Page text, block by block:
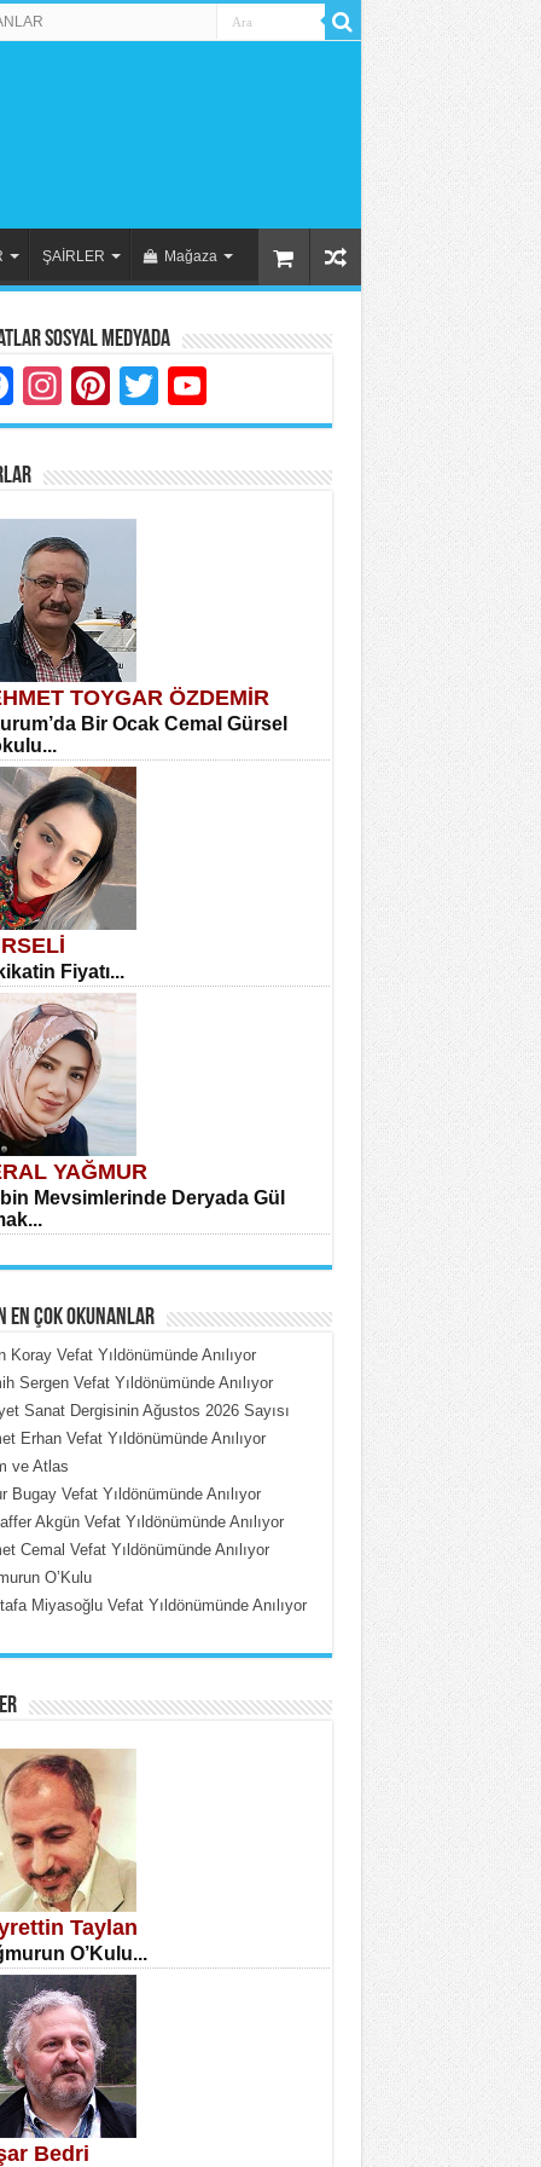
ŞAİRLER Mağaza
Sosyal Medyada
Facebook
Instagram
Pinterest
Twitter
TOYGAR ÖZDEMİR
Bir Ocak Cemal Gürsel
Fiyatı...
YAĞMUR
Mevsimlerinde Deryada Gül
ÇOBAN
Put Dışardaki Maskeler...
ÜMİT ÇETİNKAYA
DİLEK ARSLAN
Günü Mahkemesi...
EN ÇOK OKUNANLAR
Koray Vefat Yıldönümünde Anılıyor
Sergen Vefat Yıldönümünde Anılıyor
Sanat Dergisinin Ağustos 2026 Sayısı
Erhan Vefat Yıldönümünde Anılıyor
ve Atlas
Bugay Vefat Yıldönümünde Anılıyor
Akgün Vefat Yıldönümünde Anılıyor
Cemal Vefat Yıldönümünde Anılıyor
O’Kulu
Miyasoğlu Vefat Yıldönümünde Anılıyor
Taylan
O’Kulu...
Bedri